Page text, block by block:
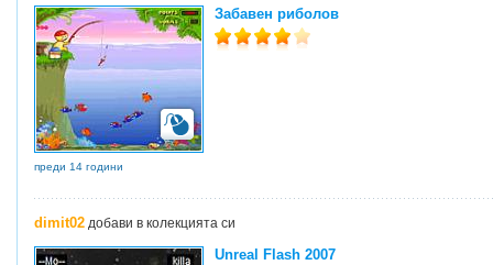
Забавен риболов
преди 14 години
dimit02 добави в колекцията си
Unreal Flash 2007